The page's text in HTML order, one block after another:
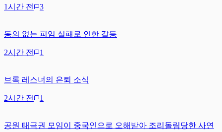
1시간 전 3
동의 없는 피임 실패로 인한 갈등
2시간 전 1
브록 레스너의 은퇴 소식
2시간 전 1
공원 태극권 모임이 중국인으로 오해받아 조리돌림당한 사연